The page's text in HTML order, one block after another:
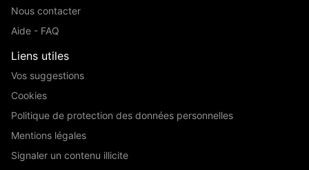
Nous contacter
Aide - FAQ
Liens utiles
Vos suggestions
Cookies
Politique de protection des données personnelles
Mentions légales
Signaler un contenu illicite